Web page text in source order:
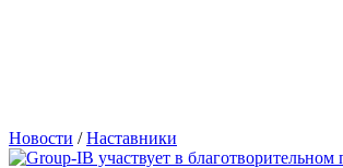
Новости /Наставники